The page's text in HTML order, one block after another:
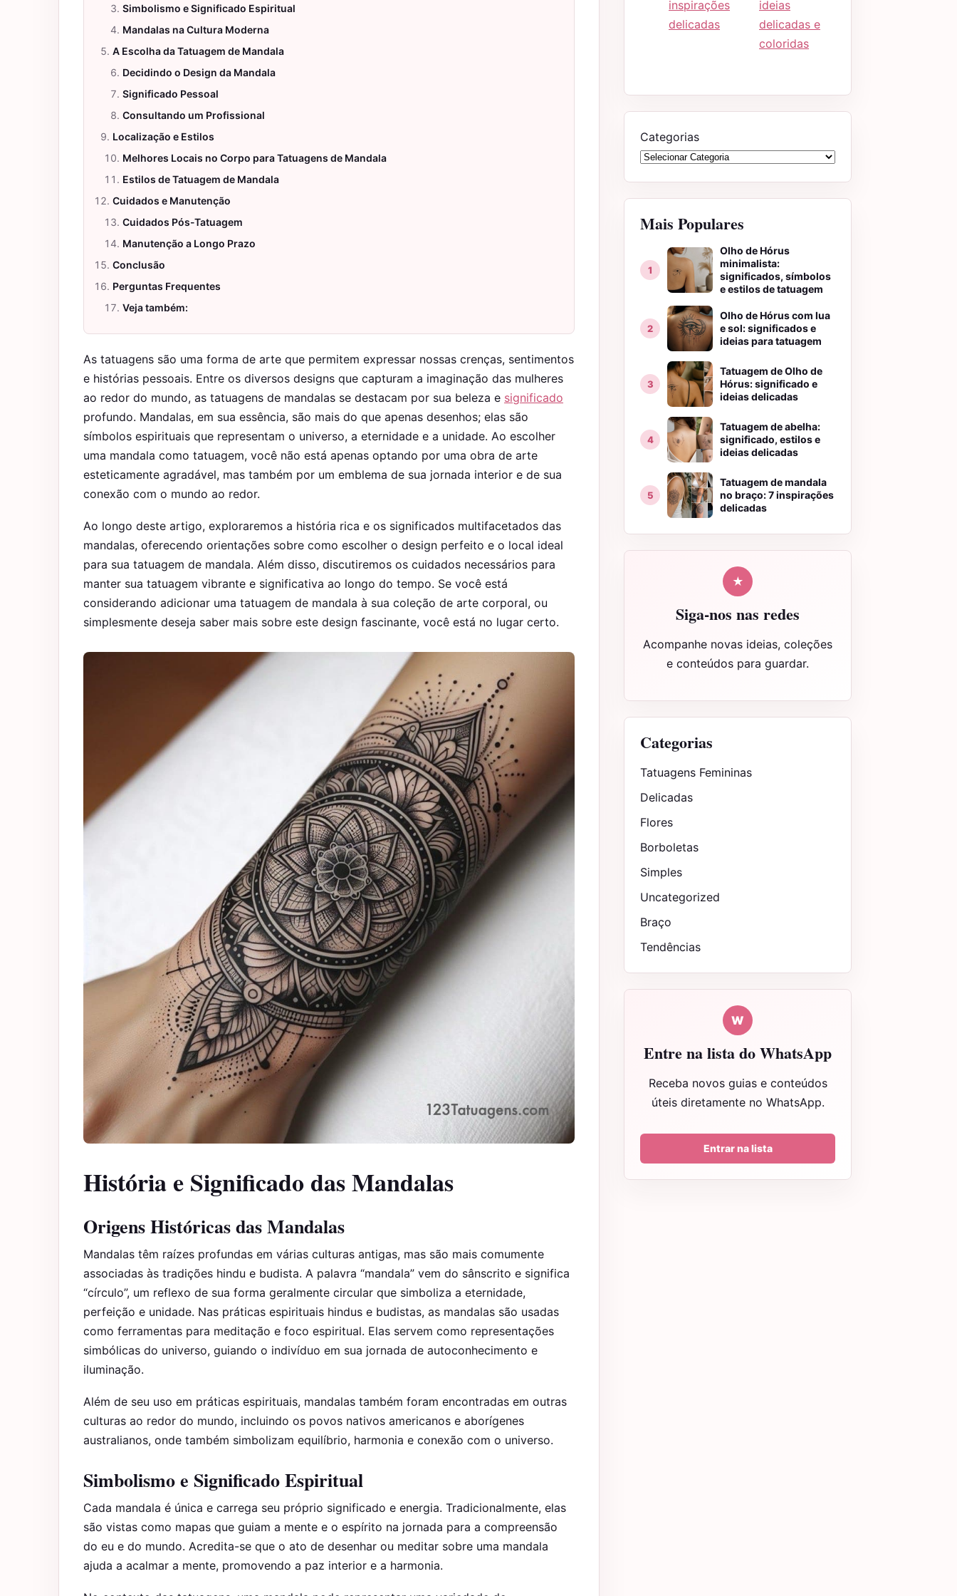
Simbolismo e Significado Espiritual
Mandalas na Cultura Moderna
A Escolha da Tatuagem de Mandala
Decidindo o Design da Mandala
Significado Pessoal
Consultando um Profissional
Localização e Estilos
Melhores Locais no Corpo para Tatuagens de Mandala
Estilos de Tatuagem de Mandala
Cuidados e Manutenção
Cuidados Pós-Tatuagem
Manutenção a Longo Prazo
Conclusão
Perguntas Frequentes
Veja também:
As tatuagens são uma forma de arte que permitem expressar nossas crenças, sentimentos
e histórias pessoais. Entre os diversos designs que capturam a imaginação das mulheres
ao redor do mundo, as tatuagens de mandalas se destacam por sua beleza e significado
profundo. Mandalas, em sua essência, são mais do que apenas desenhos; elas são
símbolos espirituais que representam o universo, a eternidade e a unidade. Ao escolher
uma mandala como tatuagem, você não está apenas optando por uma obra de arte
esteticamente agradável, mas também por um emblema de sua jornada interior e de sua
conexão com o mundo ao redor.
Ao longo deste artigo, exploraremos a história rica e os significados multifacetados das
mandalas, oferecendo orientações sobre como escolher o design perfeito e o local ideal
para sua tatuagem de mandala. Além disso, discutiremos os cuidados necessários para
manter sua tatuagem vibrante e significativa ao longo do tempo. Se você está
considerando adicionar uma tatuagem de mandala à sua coleção de arte corporal, ou
simplesmente deseja saber mais sobre este design fascinante, você está no lugar certo.
História e Significado das Mandalas
Origens Históricas das Mandalas
Mandalas têm raízes profundas em várias culturas antigas, mas são mais comumente
associadas às tradições hindu e budista. A palavra “mandala” vem do sânscrito e significa
“círculo”, um reflexo de sua forma geralmente circular que simboliza a eternidade,
perfeição e unidade. Nas práticas espirituais hindus e budistas, as mandalas são usadas
como ferramentas para meditação e foco espiritual. Elas servem como representações
simbólicas do universo, guiando o indivíduo em sua jornada de autoconhecimento e
iluminação.
Além de seu uso em práticas espirituais, mandalas também foram encontradas em outras
culturas ao redor do mundo, incluindo os povos nativos americanos e aborígenes
australianos, onde também simbolizam equilíbrio, harmonia e conexão com o universo.
Simbolismo e Significado Espiritual
Cada mandala é única e carrega seu próprio significado e energia. Tradicionalmente, elas
são vistas como mapas que guiam a mente e o espírito na jornada para a compreensão
do eu e do mundo. Acredita-se que o ato de desenhar ou meditar sobre uma mandala
ajuda a acalmar a mente, promovendo a paz interior e a harmonia.
inspirações
delicadas
ideias
delicadas e
coloridas
Categorias
Mais Populares
Olho de Hórus
minimalista:
significados, símbolos
e estilos de tatuagem
Olho de Hórus com lua
e sol: significados e
ideias para tatuagem
Tatuagem de Olho de
Hórus: significado e
ideias delicadas
Tatuagem de abelha:
significado, estilos e
ideias delicadas
Tatuagem de mandala
no braço: 7 inspirações
delicadas
★
Siga-nos nas redes
Acompanhe novas ideias, coleções
e conteúdos para guardar.
Categorias
Tatuagens Femininas
Delicadas
Flores
Borboletas
Simples
Uncategorized
Braço
Tendências
W
Entre na lista do WhatsApp
Receba novos guias e conteúdos
úteis diretamente no WhatsApp.
Entrar na lista